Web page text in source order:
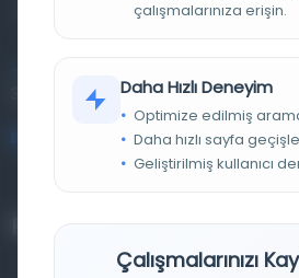
kütüphane ve meta katalog.
34320 İstanbul
bilgi@osmanlica.com
çalışmalarınıza erişin.
Daha Hızlı Deneyim
Optimize edilmiş
Daha hızlı sayfa
Geliştirilmiş kullanıcı
Çalışmalarınızı